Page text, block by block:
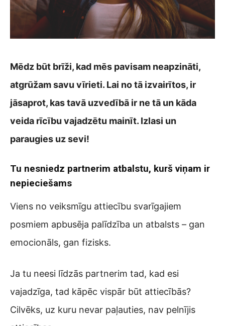
Mēdz būt brīži, kad mēs pavisam neapzināti,
atgrūžam savu vīrieti. Lai no tā izvairītos, ir
jāsaprot, kas tavā uzvedībā ir ne tā un kāda
veida rīcību vajadzētu mainīt. Izlasi un
paraugies uz sevi!
Tu nesniedz partnerim atbalstu, kurš viņam ir
nepieciešams
Viens no veiksmīgu attiecību svarīgajiem
posmiem apbusēja palīdzība un atbalsts – gan
emocionāls, gan fizisks.
Ja tu neesi līdzās partnerim tad, kad esi
vajadzīga, tad kāpēc vispār būt attiecībās?
Cilvēks, uz kuru nevar paļauties, nav pelnījis